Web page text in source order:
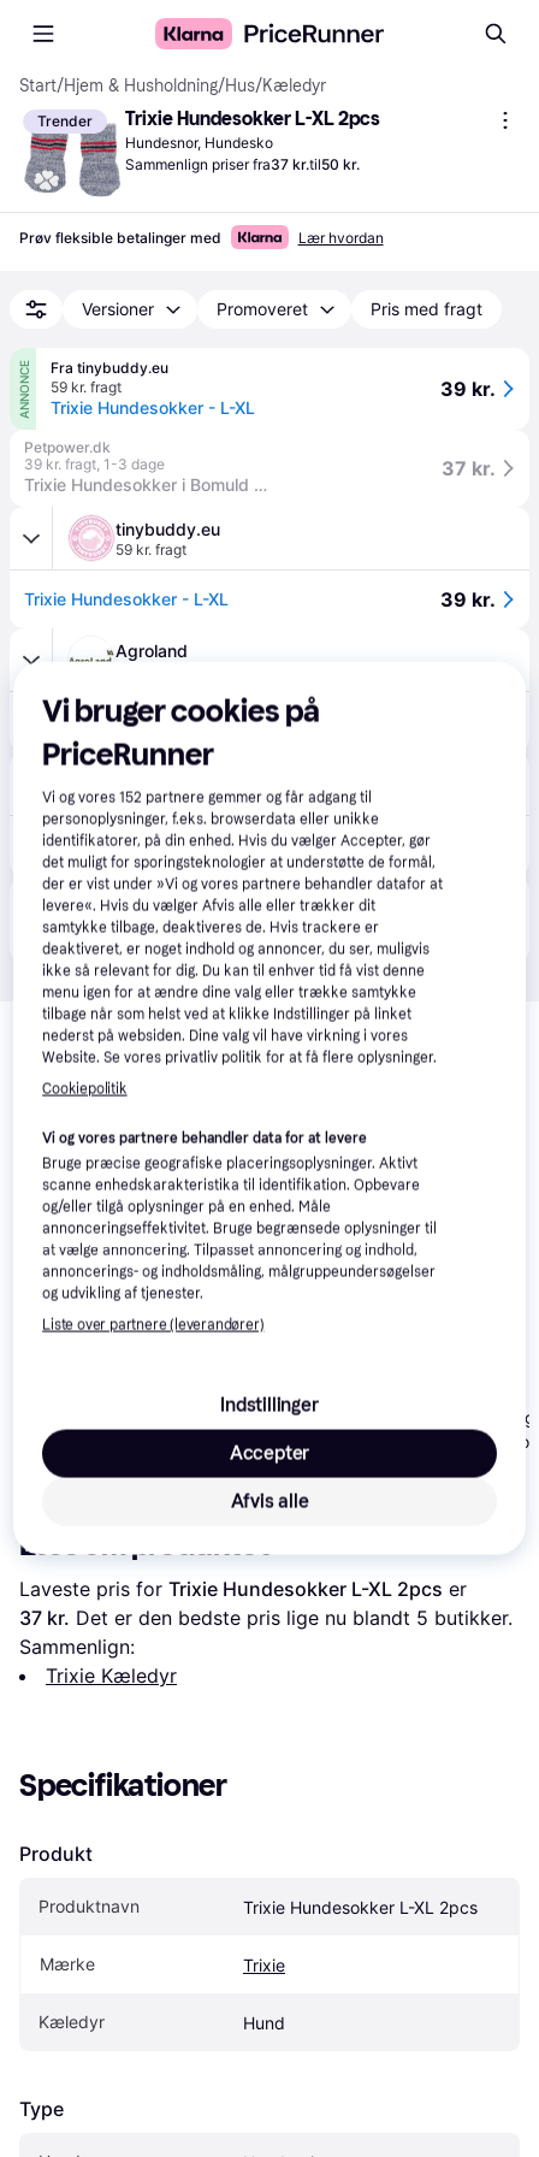
Start/Hjem & Husholdning/Hus/Kæledyr
Trender Trixie Hundesokker L-XL 2pcs
Hundesnor, Hundesko
Sammenlign priser fra37 kr.til50 kr.
Prøv fleksible betalinger med Lær hvordan
Versioner Promoveret Pris med fragt
ANNONCE
Fra tinybuddy.eu
59 kr. fragt
Trixie Hundesokker - L-XL
39 kr.
Petpower.dk
39 kr. fragt, 1-3 dage
Trixie Hundesokker i Bomuld med lycra
37 kr.
tinybuddy.eu
59 kr. fragt
Trixie Hundesokker - L-XL 39 kr.
Agroland
Hundesokker 2 stk
Bestillingsvare
Trixie Anti-slip Dog Socks L-XL
Eller 3 betalinger af 15 kr.
Produktet fås også hos 1 butik , som ikke er betalende
kunde i denne kategori.
Relaterede produkter
Se vores forslag til andre produkter, der matcher dine
interesser. Vis alle
Trixie Walker Care
Komfort Beskyttende
Sko M
50 kr.
pack
149 kr.
Eller 3 betalinger af 50 kr.
Non-Stop
Protector
Hundesko XS
219 kr.
Læs om produktet
Laveste pris for Trixie Hundesokker L-XL 2pcs
37 kr. Det er den bedste pris lige nu blandt 5 butikker.
Sammenlign:
Trixie Kæledyr
Specifikationer
Produkt
Produktnavn Trixie Hundesokker L-XL 2pcs
Mærke Trixie
Kæledyr Hund
Type
Vi bruger cookies på
PriceRunner
Vi og vores152 partnere gemmer og får adgang til
personoplysninger, f.eks. browserdata eller unikke
identifikatorer, på din enhed. Hvis du vælger Accepter, gør
det muligt for sporingsteknologier at understøtte de formål,
der er vist under »Vi og vores partnere behandler datafor at
levere«. Hvis du vælger Afvis alle eller trækker dit
samtykke tilbage, deaktiveres de. Hvis trackere er
deaktiveret, er noget indhold og annoncer, du ser, muligvis
ikke så relevant for dig. Du kan til enhver tid få vist denne
menu igen for at ændre dine valg eller trække samtykke
tilbage når som helst ved at klikke Indstillinger på linket
nederst på websiden. Dine valg vil have virkning i vores
Website. Se vores privatliv politik for at få flere oplysninger.
Cookiepolitik
Vi og vores partnere behandler data for at levere
Bruge præcise geografiske placeringsoplysninger. Aktivt
scanne enhedskarakteristika til identifikation. Opbevare
og/eller tilgå oplysninger på en enhed. Måle
annonceringseffektivitet. Bruge begrænsede oplysninger til
at vælge annoncering. Tilpasset annoncering og indhold,
annoncerings- og indholdsmåling, målgruppeundersøgelser
og udvikling af tjenester.
Liste over partnere (leverandører)
Indstillinger
Afvis alle
Accepter